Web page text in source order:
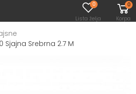
menu
0
Lista želja
0
Korpa
Sjajna Srebrna 2.7 M